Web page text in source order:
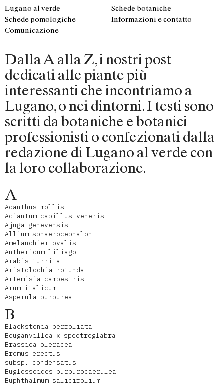
Lugano al verde
Schede botaniche
Schede pomologiche
Informazioni e contatto
Comunicazione
Dalla A alla Z, i nostri post
dedicati alle piante più
interessanti che incontriamo a
Lugano, o nei dintorni. I testi sono
scritti da botaniche e botanici
professionisti o confezionati dalla
redazione di Lugano al verde con
la loro collaborazione.
A
Acanthus mollis
Adiantum capillus-veneris
Ajuga genevensis
Allium sphaerocephalon
Amelanchier ovalis
Anthericum liliago
Arabis turrita
Aristolochia rotunda
Artemisia campestris
Arum italicum
Asperula purpurea
B
Blackstonia perfoliata
Bouganvillea x spectroglabra
Brassica oleracea
Bromus erectus
subsp. condensatus
Buglossoides purpurocaerulea
Buphthalmum salicifolium